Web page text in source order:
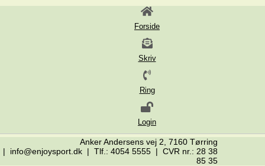
Forside
Skriv
Ring
Login
Anker Andersens vej 2, 7160 Tørring
| info@enjoysport.dk | Tlf.: 4054 5555 | CVR nr.: 28 38
85 35